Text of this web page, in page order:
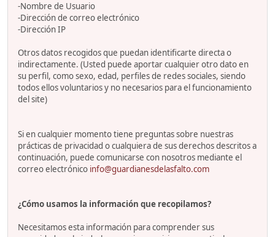
-Nombre de Usuario
-Dirección de correo electrónico
-Dirección IP
Otros datos recogidos que puedan identificarte directa o
indirectamente. (Usted puede aportar cualquier otro dato en
su perfil, como sexo, edad, perfiles de redes sociales, siendo
todos ellos voluntarios y no necesarios para el funcionamiento
del site)
Si en cualquier momento tiene preguntas sobre nuestras
prácticas de privacidad o cualquiera de sus derechos descritos a
continuación, puede comunicarse con nosotros mediante el
correo electrónico info@guardianesdelasfalto.com
¿Cómo usamos la información que recopilamos?
Necesitamos esta información para comprender sus